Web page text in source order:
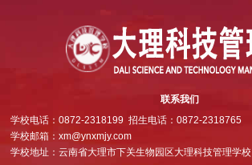
联系我们
学校电话：0872-2318199 招生电话：0872-2318765
学校邮箱：xm@ynxmjy.com
学校地址：云南省大理市下关生物园区大理科技管理学校